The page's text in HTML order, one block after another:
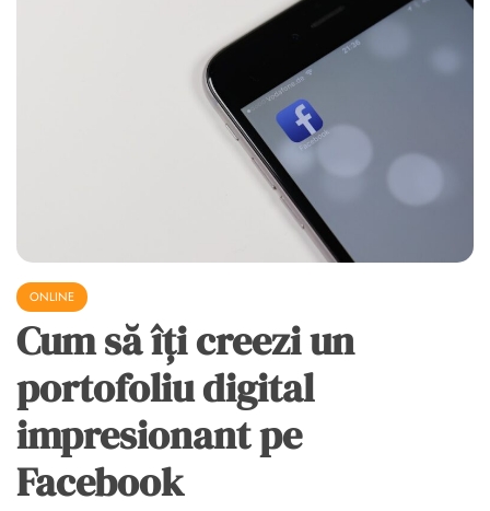
ONLINE
Cum să îți creezi un
portofoliu digital
impresionant pe
Facebook